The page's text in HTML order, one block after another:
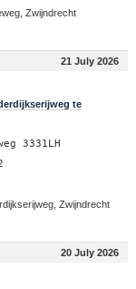
Zwijndrecht
21 July 2026
te
3331LH
Zwijndrecht
20 July 2026